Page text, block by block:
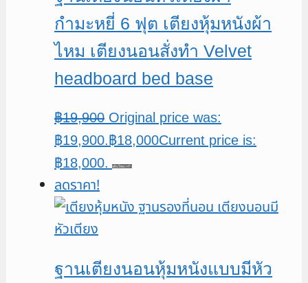
กำมะหยี่ 6 ฟุต เตียงหุ้มหนังผ้า
ไหม เตียงนอนสั่งทำ Velvet
headboard bed base
฿19,900 Original price was:
฿19,900.฿18,000Current price is:
฿18,000.
หยิบใส่ตะกร้า
ลดราคา!
ฐานเตียงนอนหุ้มหนังแบบมีหัว